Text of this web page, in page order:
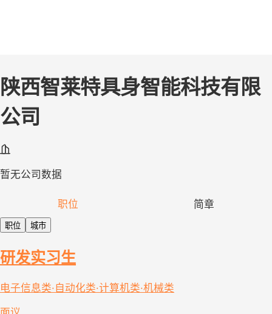
陕西智莱特具身智能科技有限
公司
暂无公司数据
职位 简章
职位 城市
研发实习生
电子信息类·自动化类·计算机类·机械类